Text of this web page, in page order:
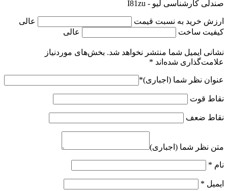
صندلی کارشناسی لیو - I81zu
ارزش خرید به نسبت قیمت
عالی
کیفیت ساخت
عالی
نشانی ایمیل شما منتشر نخواهد شد. بخش‌های موردنیاز
علامت‌گذاری شده‌اند *
عنوان نظر شما (اجباری)*
نقاط قوت
نقاط ضعف
متن نظر شما (اجباری)
نام *
ایمیل *